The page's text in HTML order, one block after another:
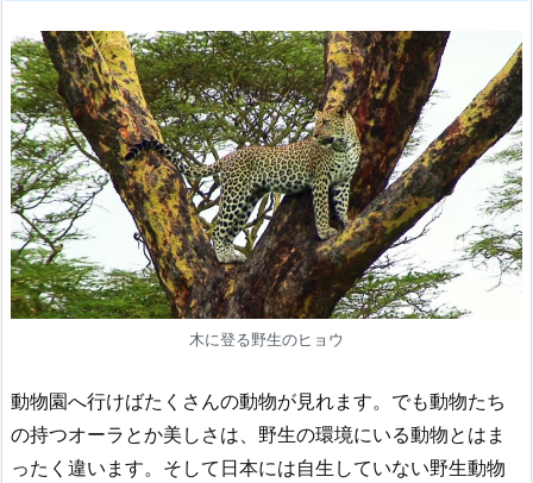
木に登る野生のヒョウ
動物園へ行けばたくさんの動物が見れます。でも動物たち
の持つオーラとか美しさは、野生の環境にいる動物とはま
ったく違います。そして日本には自生していない野生動物